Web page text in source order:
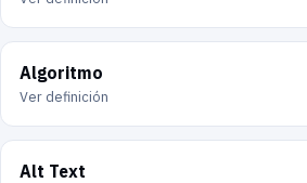
Algoritmo
Ver definición
Alt Text